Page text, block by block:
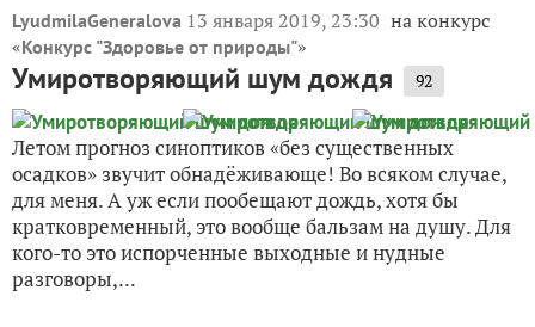
LyudmilaGeneralova 13 января 2019, 23:30 на конкурс
«Конкурс "Здоровье от природы"»
Умиротворяющий шум дождя 92
Летом прогноз синоптиков «без существенных
осадков» звучит обнадёживающе! Во всяком случае,
для меня. А уж если пообещают дождь, хотя бы
кратковременный, это вообще бальзам на душу. Для
кого-то это испорченные выходные и нудные
разговоры,...